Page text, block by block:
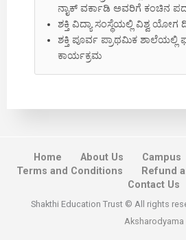
ನಾೖಕ್‌ ವರ್ಕಾಡಿ ಅವರಿಗೆ ಕಂಚಿನ
ಶಕ್ತಿ ವಿದ್ಯಾ ಸಂಸ್ಥೆಯಲ್ಲಿ ವಿಶ್ವ ಯೋಗ
ಶಕ್ತಿ ಪೂರ್ವ ಪ್ರಾಥಮಿಕ ಶಾಲೆಯಲ್ಲಿ
ಕಾರ್ಯಕ್ರಮ
Home About Us Campus
Terms and Conditions
Refund
Contact Us
Shakthi Education Trust © All rights
Aksharodyama